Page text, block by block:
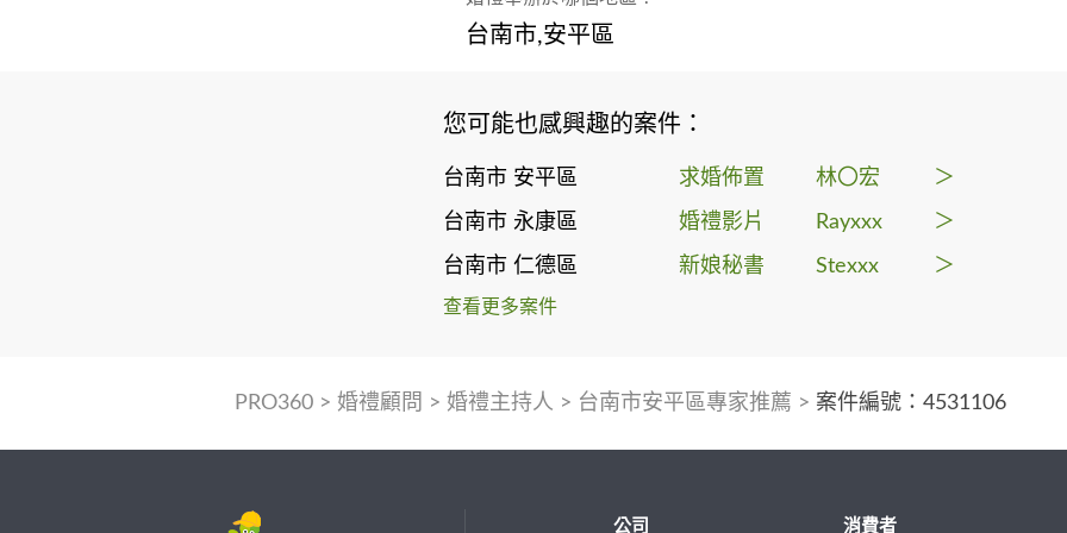
台南市,安平區
您可能也感興趣的案件：
台南市 安平區 求婚佈置 林〇宏 ＞
台南市 永康區 婚禮影片 Rayxxx ＞
台南市 仁德區 新娘秘書 Stexxx ＞
查看更多案件
PRO360> 婚禮顧問 > 婚禮主持人 > 台南市安平區專家推薦 > 案件編號：4531106
公司 消費者